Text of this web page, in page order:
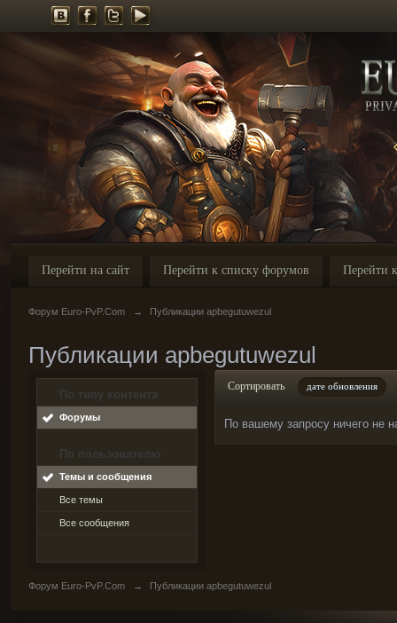
Перейти на сайт Перейти к списку форумов Перейти
Форум Euro-PvP.Com → Публикации apbegutuwezul
Публикации apbegutuwezul
По типу контента
Форумы
По пользователю
Темы и сообщения
Все темы
Все сообщения
Сортировать дате обновления
По вашему запросу ничего не
Форум Euro-PvP.Com → Публикации apbegutuwezul